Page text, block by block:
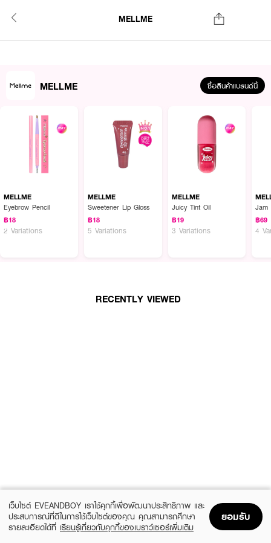
MELLME
MELLME ซื้อสินค้าแบรนด์นี้
MELLME
Eyebrow Pencil
฿18
2 Variations
MELLME
Sweetener Lip Gloss
฿18
5 Variations
MELLME
Juicy Tint Oil
฿19
3 Variations
Jam
฿69
4
RECENTLY VIEWED
เว็บไซต์ EVEANDBOY เราใช้คุกกี้เพื่อพัฒนาประสิทธิภาพ และ
ประสบการณ์ที่ดีในการใช้เว็บไซต์ของคุณ คุณสามารถศึกษา
รายละเอียดได้ที่ เรียนรู้เกี่ยวกับคุกกี้ของเบราว์เซอร์เพิ่มเติม
ยอมรับ